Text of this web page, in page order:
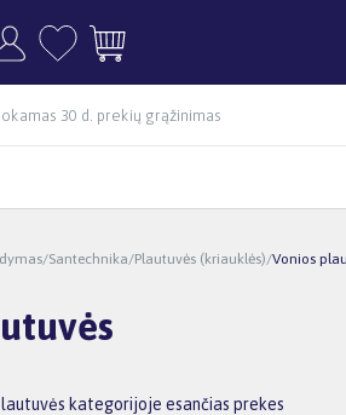
30 d. prekių grąžinimas
/Santechnika/Plautuvės (kriauklės)/Vonios
kategorijoje esančias prekes